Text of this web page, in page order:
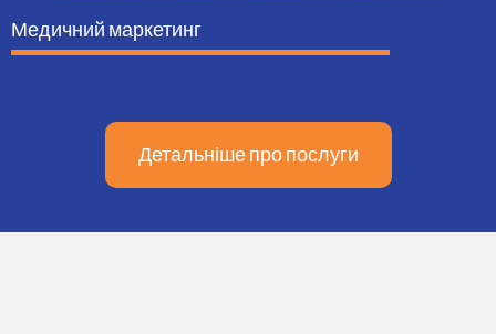
Медичний маркетинг
Детальніше про послуги